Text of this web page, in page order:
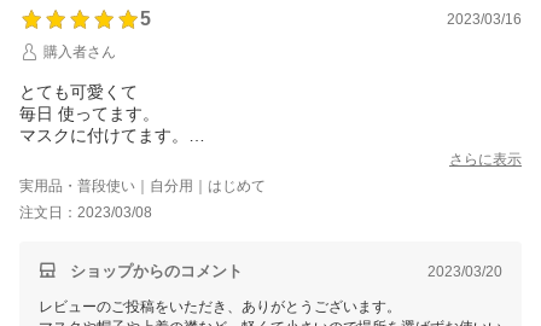
5
2023/03/16
購入者さん
とても可愛くて
毎日 使ってます。
マスクに付けてます。
さらに表示
実用品・普段使い｜自分用｜はじめて
注文日：2023/03/08
ショップからのコメント 2023/03/20
レビューのご投稿をいただき、ありがとうございます。